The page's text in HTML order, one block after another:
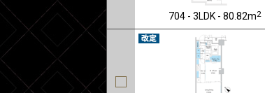
704 - 3LDK - 80.82m2